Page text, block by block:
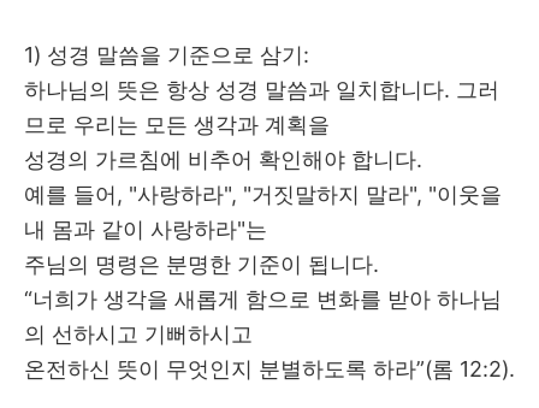
1) 성경 말씀을 기준으로 삼기:
하나님의 뜻은 항상 성경 말씀과 일치합니다. 그러
므로 우리는 모든 생각과 계획을
성경의 가르침에 비추어 확인해야 합니다.
예를 들어 , "사랑하라", "거짓말하지 말라", "이웃을
내 몸과 같이 사랑하라"는
주님의 명령은 분명한 기준이 됩니다.
“너희가 생각을 새롭게 함으로 변화를 받아 하나님
의 선하시고 기뻐하시고
온전하신 뜻이 무엇인지 분별하도록 하라”(롬 12:2).